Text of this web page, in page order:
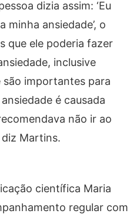
dizia assim: ‘Eu
minha ansiedade’, o
que ele poderia fazer
inclusive
são importantes para
é causada
não ir ao
diz Martins.
científica Maria
regular com